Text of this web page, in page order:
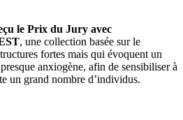
le Prix du Jury avec
, une collection basée sur le
fortes mais qui évoquent un
anxiogène, afin de sensibiliser à
un grand nombre d’individus.